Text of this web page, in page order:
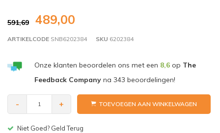
591,69 489,00
ARTIKELCODE SNB6202384 SKU 6202384
Onze klanten beoordelen ons met een 8,6op The
Feedback Companyna 343 beoordelingen!
- + TOEVOEGEN AAN WINKELWAGEN
Gratis bezorgen v.a. € 150,-(NL)